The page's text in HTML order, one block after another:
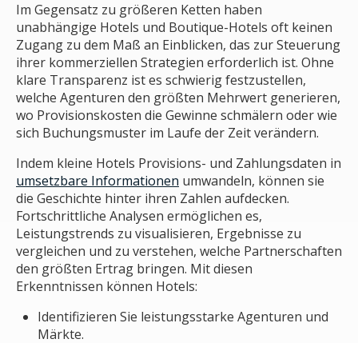
Im Gegensatz zu größeren Ketten haben
unabhängige Hotels und Boutique-Hotels oft keinen
Zugang zu dem Maß an Einblicken, das zur Steuerung
ihrer kommerziellen Strategien erforderlich ist. Ohne
klare Transparenz ist es schwierig festzustellen,
welche Agenturen den größten Mehrwert generieren,
wo Provisionskosten die Gewinne schmälern oder wie
sich Buchungsmuster im Laufe der Zeit verändern.
Indem kleine Hotels Provisions- und Zahlungsdaten in
umsetzbare Informationen umwandeln, können sie
die Geschichte hinter ihren Zahlen aufdecken.
Fortschrittliche Analysen ermöglichen es,
Leistungstrends zu visualisieren, Ergebnisse zu
vergleichen und zu verstehen, welche Partnerschaften
den größten Ertrag bringen. Mit diesen
Erkenntnissen können Hotels:
Identifizieren Sie leistungsstarke Agenturen und
Märkte.